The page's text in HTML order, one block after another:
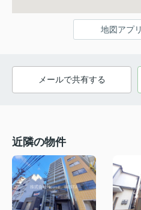
地図アプ
メールで共有する
近隣の物件